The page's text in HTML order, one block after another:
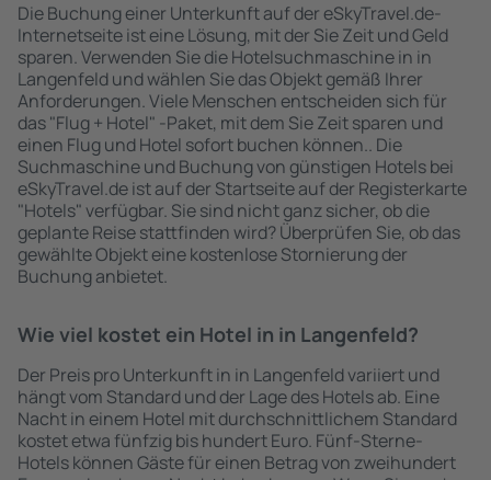
Die Buchung einer Unterkunft auf der eSkyTravel.de-
Internetseite ist eine Lösung, mit der Sie Zeit und Geld
sparen. Verwenden Sie die Hotelsuchmaschine in in
Langenfeld und wählen Sie das Objekt gemäß Ihrer
Anforderungen. Viele Menschen entscheiden sich für
das "Flug + Hotel" -Paket, mit dem Sie Zeit sparen und
einen Flug und Hotel sofort buchen können.. Die
Suchmaschine und Buchung von günstigen Hotels bei
eSkyTravel.de ist auf der Startseite auf der Registerkarte
"Hotels" verfügbar. Sie sind nicht ganz sicher, ob die
geplante Reise stattfinden wird? Überprüfen Sie, ob das
gewählte Objekt eine kostenlose Stornierung der
Buchung anbietet.
Wie viel kostet ein Hotel in in Langenfeld?
Der Preis pro Unterkunft in in Langenfeld variiert und
hängt vom Standard und der Lage des Hotels ab. Eine
Nacht in einem Hotel mit durchschnittlichem Standard
kostet etwa fünfzig bis hundert Euro. Fünf-Sterne-
Hotels können Gäste für einen Betrag von zweihundert